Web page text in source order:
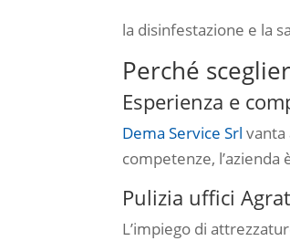
la disinfestazione e la
Perché
Esperienza e
Dema Service Srl vanta
competenze,
Pulizia uffici
L’impiego di